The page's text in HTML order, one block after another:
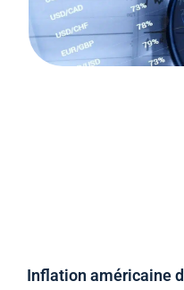
Inflation américaine